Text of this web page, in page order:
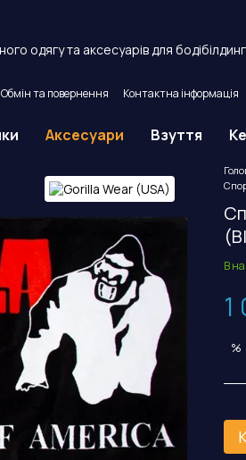
одягу та аксесуарів для
Обмін та повернення
Контактна інформація
Аксесуари Взуття
В
1
%